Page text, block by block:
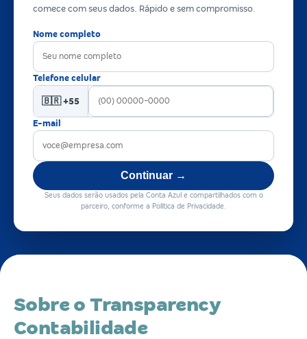
comece com seus dados. Rápido e sem compromisso.
Nome completo
Telefone celular
🇧🇷 +55
E-mail
Continuar →
Seus dados serão usados pela Conta Azul e compartilhados com o
parceiro, conforme a Política de Privacidade.
Sobre o Transparency
Contabilidade